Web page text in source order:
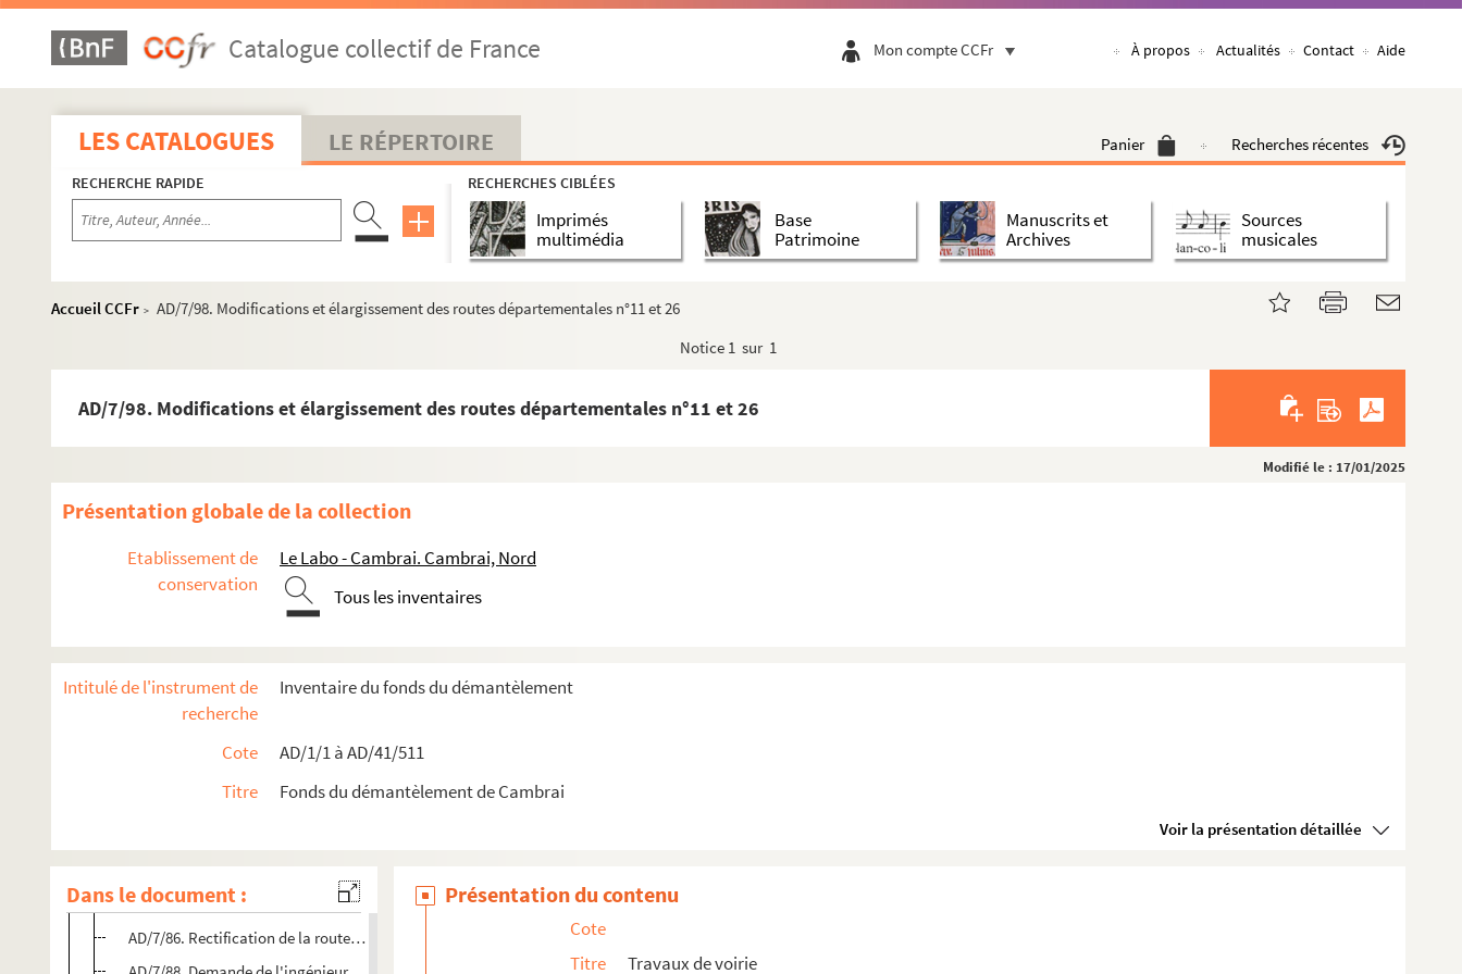
Catalogue collectif de France Mon compte CCFr À propos Actualités Contact Aide
LES CATALOGUES LE RÉPERTOIRE Panier Recherches récentes
RECHERCHE RAPIDE RECHERCHES CIBLÉES
Imprimés
multimédia
Base
Patrimoine
Manuscrits et
Archives
Sources
musicales
Accueil CCFr > AD/7/98. Modifications et élargissement des routes départementales n°11 et 26
Notice 1 sur 1
AD/7/98. Modifications et élargissement des routes départementales n°11 et 26
Modifié le : 17/01/2025
Présentation globale de la collection
Etablissement de
conservation
Le Labo - Cambrai. Cambrai, Nord
Tous les inventaires
Intitulé de l'instrument de
recherche
Inventaire du fonds du démantèlement
Cote
AD/1/1 à AD/41/511
Titre
Fonds du démantèlement de Cambrai
Voir la présentation détaillée
Dans le document :
Boîte 6
AD/7/78. Croquis des boulevards
AD/7/79. Dossier des alignements délivrés
AD/7/81. Demande d'élargissement de la chaussée Rang St-Jean et Croix à Poteries
AD/7/82. Chemin rural n°60 dit de "grande ceinture" pavage du tronçon entre le petit chemin et la rue de Rumi...
AD/7/84. Construction des ponts du boulevard de la Liberté et achèvement de l'égout collecteur - adjudication...
AD/7/85. Construction de ponts sur le boulevard de la liberté et achèvement de l'égout collecteur - adjudicat...
AD/7/86. Rectification de la route nationale n°17
Présentation du contenu
Cote
Titre
Travaux de voirie